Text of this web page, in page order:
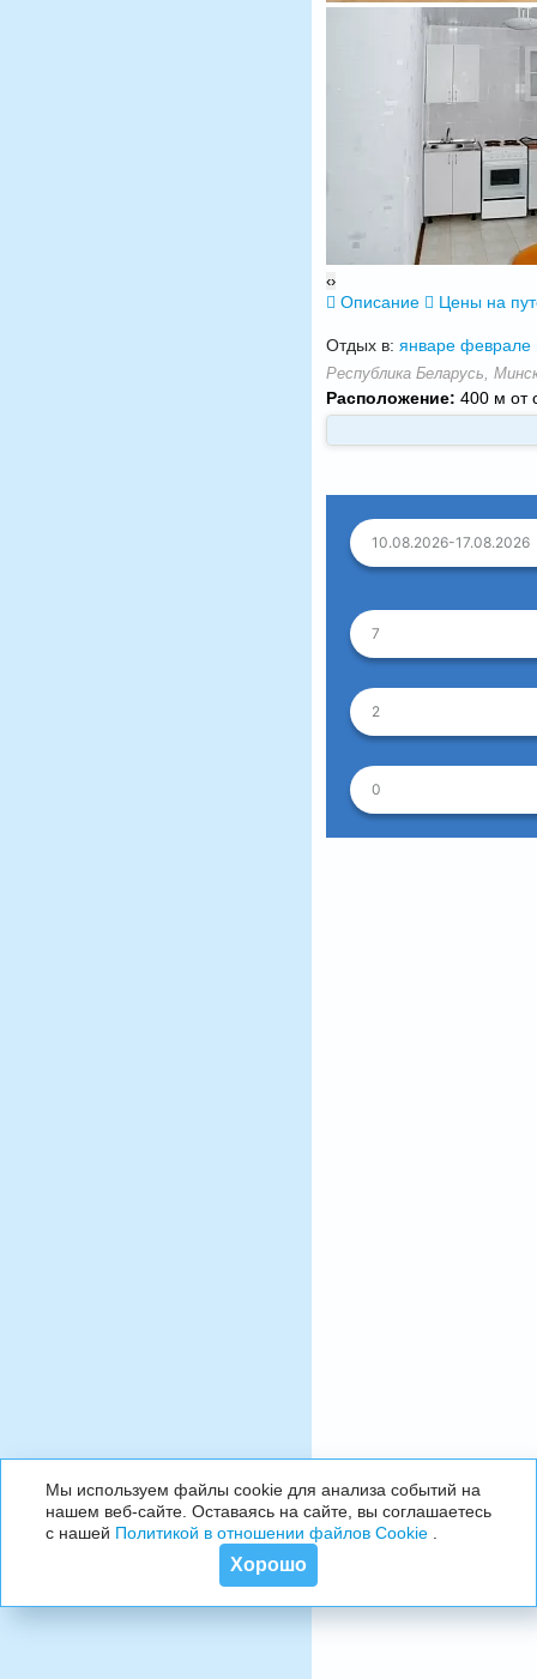
‹›
Описание Цены на
Отдых в: январе феврале
Республика Беларусь,
Расположение: 400 м от
10.08.2026-17.08.2026
7
2
0
Мы используем файлы cookie для анализа событий на
нашем веб-сайте. Оставаясь на сайте, вы соглашаетесь
с нашей Политикой в отношении файлов Cookie.
Хорошо